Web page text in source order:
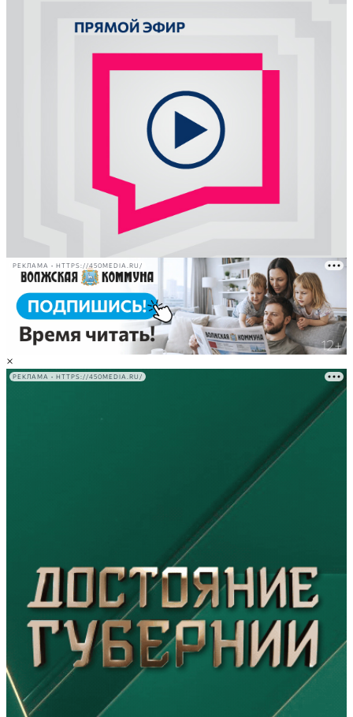
РЕКЛАМА • HTTPS://450MEDIA.RU/
×
РЕКЛАМА • HTTPS://450MEDIA.RU/